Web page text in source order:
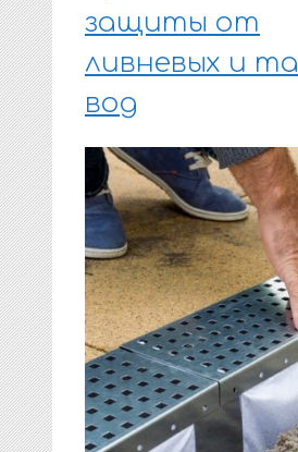
защиты от
ливневых и
вод